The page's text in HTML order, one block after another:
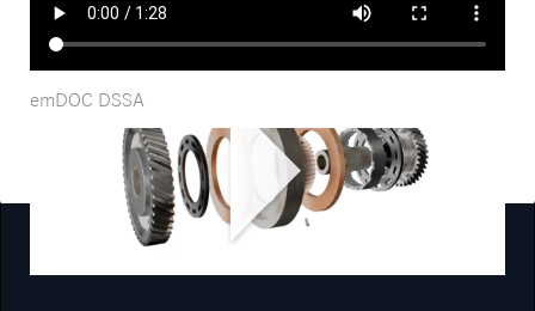
emDOC DSSA
KOMPONENTEN FÜR ELEKTRISCHEN ANTRIEBSSTRANG